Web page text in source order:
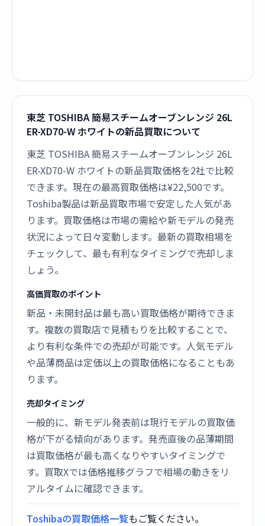
東芝 TOSHIBA 簡易スチームオーブンレンジ 26L
ER-XD70-W ホワイトの新品買取について
東芝 TOSHIBA 簡易スチームオーブンレンジ 26L
ER-XD70-W ホワイトの新品買取価格を2社で比較
できます。現在の最高買取価格は¥22,500です。
Toshiba製品は新品買取市場で安定した人気があ
ります。買取価格は市場の需給や新モデルの発売
状況によって日々変動します。最新の買取相場を
チェックして、最も有利なタイミングで売却しま
しょう。
高価買取のポイント
新品・未開封品は最も高い買取価格が期待できま
す。複数の買取店で見積もりを比較することで、
より有利な条件での売却が可能です。人気モデル
や品薄商品は定価以上の買取価格になることもあ
ります。
売却タイミング
一般的に、新モデル発表前は現行モデルの買取価
格が下がる傾向があります。発売直後の品薄期間
は買取価格が最も高くなりやすいタイミングで
す。買取Xでは価格推移グラフで相場の動きをリ
アルタイムに確認できます。
Toshibaの買取価格一覧もご覧ください。